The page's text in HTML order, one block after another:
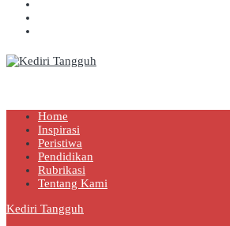
Home
Inspirasi
Peristiwa
Pendidikan
Rubrikasi
Tentang Kami
Kediri Tangguh